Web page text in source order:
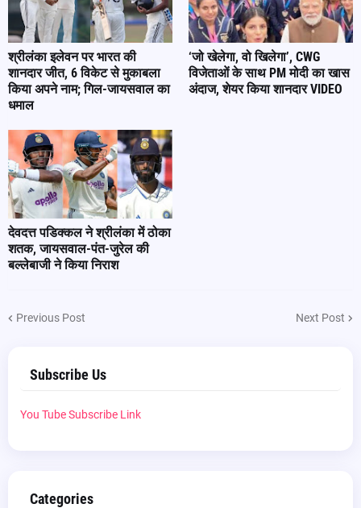
श्रीलंका इलेवन पर भारत की
शानदार जीत, 6 विकेट से मुकाबला
किया अपने नाम; गिल-जायसवाल का
धमाल
‘जो खेलेगा, वो खिलेगा’, CWG
विजेताओं के साथ PM मोदी का खास
अंदाज, शेयर किया शानदार VIDEO
देवदत्त पडिक्कल ने श्रीलंका में ठोका
शतक, जायसवाल-पंत-जुरेल की
बल्लेबाजी ने किया निराश
Previous Post Next Post
Subscribe Us
You Tube Subscribe Link
Categories